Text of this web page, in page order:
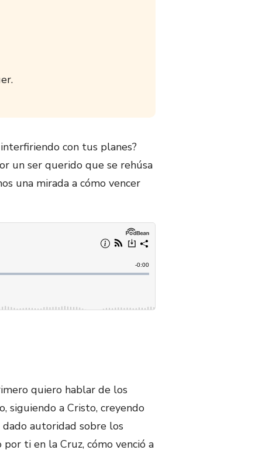
con tus planes?
un ser querido que se rehúsa
una mirada a cómo vencer
quiero hablar de los
siguiendo a Cristo, creyendo
autoridad sobre los
ti en la Cruz, cómo venció a